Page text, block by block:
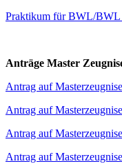
Praktikum für BWL/BWL
Anträge Master
Antrag auf
Antrag auf
Antrag auf
Antrag auf